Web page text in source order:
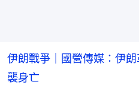
伊朗戰爭｜國營傳媒：伊
襲身亡